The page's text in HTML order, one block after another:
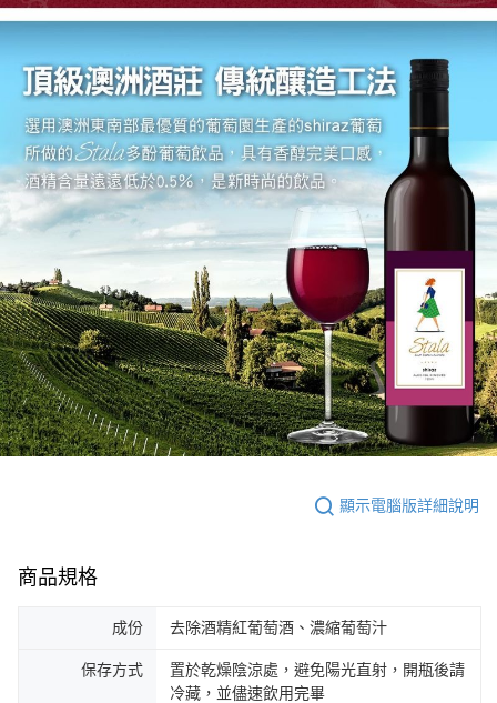
顯示電腦版詳細說明
商品規格
成份 去除酒精紅葡萄酒、濃縮葡萄汁
保存方式
置於乾燥陰涼處，避免陽光直射，開瓶後請
冷藏，並儘速飲用完畢